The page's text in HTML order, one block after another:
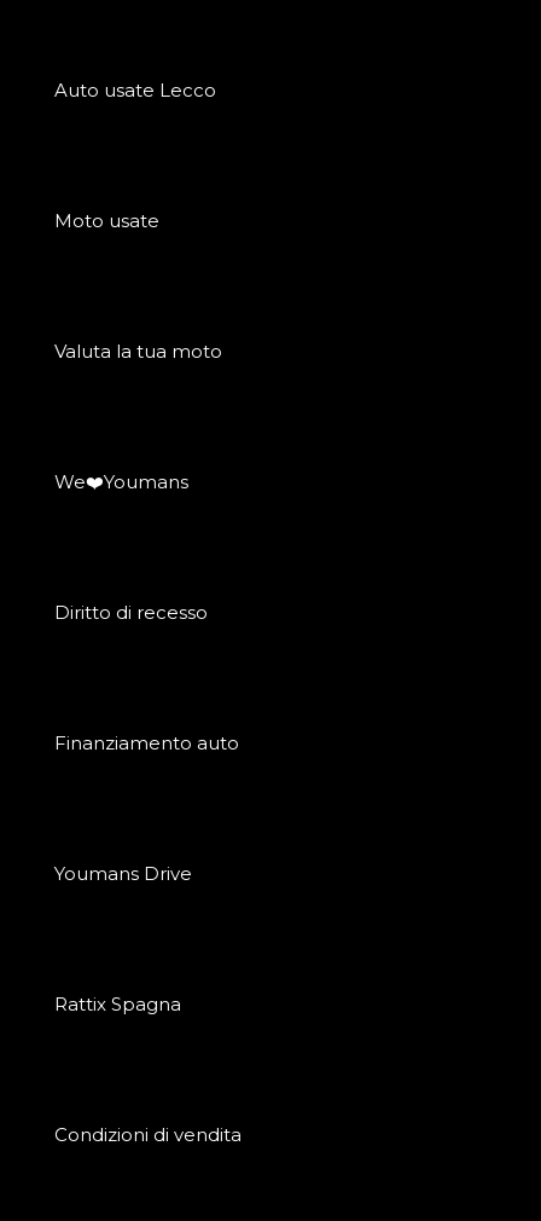
Auto usate Lecco
Moto usate
Valuta la tua moto
We❤️Youmans
Diritto di recesso
Finanziamento auto
Youmans Drive
Rattix Spagna
Condizioni di vendita